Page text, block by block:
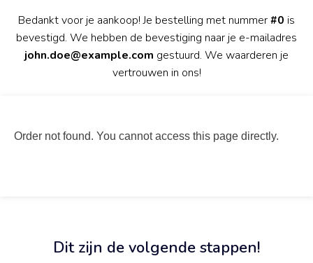
Bedankt voor je aankoop! Je bestelling met nummer#0 is
bevestigd. We hebben de bevestiging naar je e-mailadres
john.doe@example.com gestuurd. We waarderen je
vertrouwen in ons!
Order not found. You cannot access this page directly.
Dit zijn de volgende stappen!